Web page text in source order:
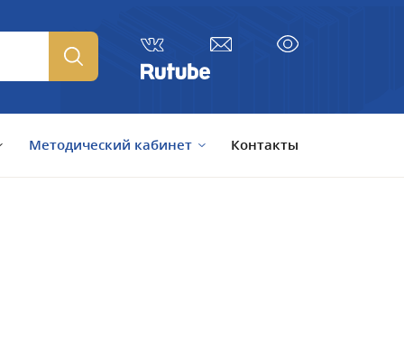
Методический кабинет Контакты